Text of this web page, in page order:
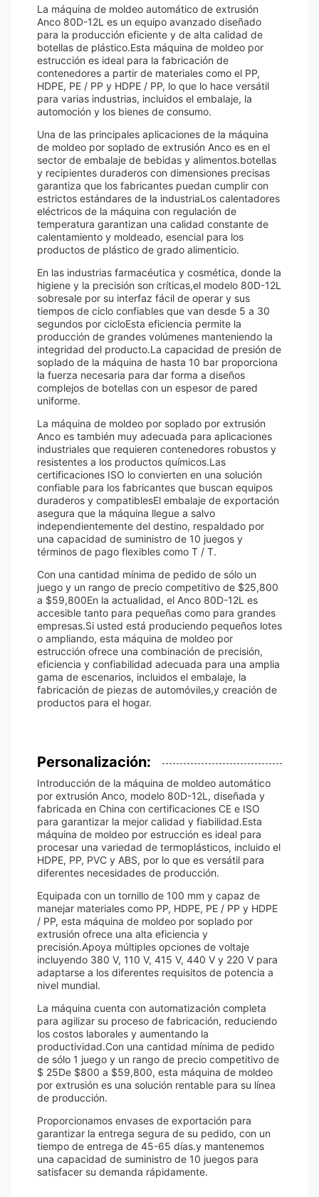
La máquina de moldeo automático de extrusión
Anco 80D-12L es un equipo avanzado diseñado
para la producción eficiente y de alta calidad de
botellas de plástico.Esta máquina de moldeo por
estrucción es ideal para la fabricación de
contenedores a partir de materiales como el PP,
HDPE, PE / PP y HDPE / PP, lo que lo hace versátil
para varias industrias, incluidos el embalaje, la
automoción y los bienes de consumo.
Una de las principales aplicaciones de la máquina
de moldeo por soplado de extrusión Anco es en el
sector de embalaje de bebidas y alimentos.botellas
y recipientes duraderos con dimensiones precisas
garantiza que los fabricantes puedan cumplir con
estrictos estándares de la industriaLos calentadores
eléctricos de la máquina con regulación de
temperatura garantizan una calidad constante de
calentamiento y moldeado, esencial para los
productos de plástico de grado alimenticio.
En las industrias farmacéutica y cosmética, donde la
higiene y la precisión son críticas,el modelo 80D-12L
sobresale por su interfaz fácil de operar y sus
tiempos de ciclo confiables que van desde 5 a 30
segundos por cicloEsta eficiencia permite la
producción de grandes volúmenes manteniendo la
integridad del producto.La capacidad de presión de
soplado de la máquina de hasta 10 bar proporciona
la fuerza necesaria para dar forma a diseños
complejos de botellas con un espesor de pared
uniforme.
La máquina de moldeo por soplado por extrusión
Anco es también muy adecuada para aplicaciones
industriales que requieren contenedores robustos y
resistentes a los productos químicos.Las
certificaciones ISO lo convierten en una solución
confiable para los fabricantes que buscan equipos
duraderos y compatiblesEl embalaje de exportación
asegura que la máquina llegue a salvo
independientemente del destino, respaldado por
una capacidad de suministro de 10 juegos y
términos de pago flexibles como T / T.
Con una cantidad mínima de pedido de sólo un
juego y un rango de precio competitivo de $25,800
a $59,800En la actualidad, el Anco 80D-12L es
accesible tanto para pequeñas como para grandes
empresas.Si usted está produciendo pequeños lotes
o ampliando, esta máquina de moldeo por
estrucción ofrece una combinación de precisión,
eficiencia y confiabilidad adecuada para una amplia
gama de escenarios, incluidos el embalaje, la
fabricación de piezas de automóviles,y creación de
productos para el hogar.
Personalización:
Introducción de la máquina de moldeo automático
por extrusión Anco, modelo 80D-12L, diseñada y
fabricada en China con certificaciones CE e ISO
para garantizar la mejor calidad y fiabilidad.Esta
máquina de moldeo por estrucción es ideal para
procesar una variedad de termoplásticos, incluido el
HDPE, PP, PVC y ABS, por lo que es versátil para
diferentes necesidades de producción.
Equipada con un tornillo de 100 mm y capaz de
manejar materiales como PP, HDPE, PE / PP y HDPE
/ PP, esta máquina de moldeo por soplado por
extrusión ofrece una alta eficiencia y
precisión.Apoya múltiples opciones de voltaje
incluyendo 380 V, 110 V, 415 V, 440 V y 220 V para
adaptarse a los diferentes requisitos de potencia a
nivel mundial.
La máquina cuenta con automatización completa
para agilizar su proceso de fabricación, reduciendo
los costos laborales y aumentando la
productividad.Con una cantidad mínima de pedido
de sólo 1 juego y un rango de precio competitivo de
$ 25De $800 a $59,800, esta máquina de moldeo
por extrusión es una solución rentable para su línea
de producción.
Proporcionamos envases de exportación para
garantizar la entrega segura de su pedido, con un
tiempo de entrega de 45-65 días.y mantenemos
una capacidad de suministro de 10 juegos para
satisfacer su demanda rápidamente.